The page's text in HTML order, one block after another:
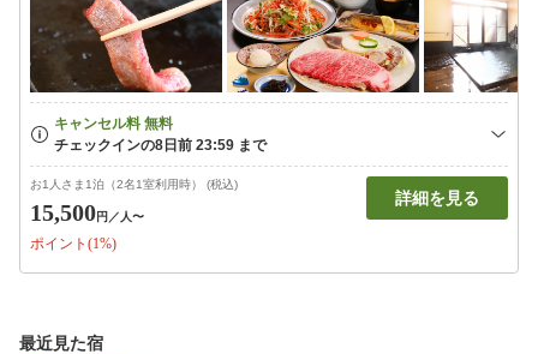
お1人さま1泊（2名1室利用時） (税込)
15,500円 ／人〜
ポイント(1%)
詳細を見る
最近見た宿